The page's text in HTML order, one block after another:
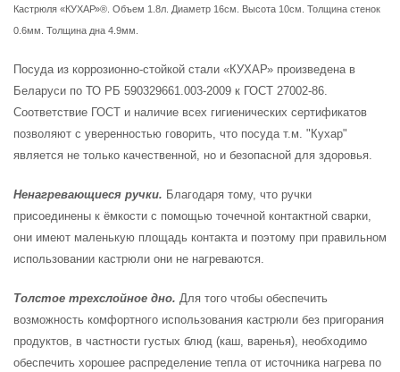
Кастрюля «КУХАР»®. Объем 1.8л. Диаметр 16см. Высота 10см. Толщина стенок
0.6мм. Толщина дна 4.9мм.
Посуда из коррозионно-стойкой стали «КУХАР» произведена в
Беларуси по ТО РБ 590329661.003-2009 к ГОСТ 27002-86.
Соответствие ГОСТ и наличие всех гигиенических сертификатов
позволяют с уверенностью говорить, что посуда т.м. "Кухар"
является не только качественной, но и безопасной для здоровья.
Ненагревающиеся ручки. Благодаря тому, что ручки
присоединены к ёмкости с помощью точечной контактной сварки,
они имеют маленькую площадь контакта и поэтому при правильном
использовании кастрюли они не нагреваются.
Толстое трехслойное дно. Для того чтобы обеспечить
возможность комфортного использования кастрюли без пригорания
продуктов, в частности густых блюд (каш, варенья), необходимо
обеспечить хорошее распределение тепла от источника нагрева по